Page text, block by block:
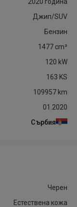
Джип/SUV
Бензин
1477 cm³
120 kW
163 KS
109957 km
01.2020
Сърбия
Черен
Естествена кожа